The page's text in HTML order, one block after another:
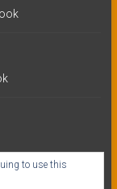
to use this